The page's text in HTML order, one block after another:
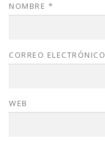
NOMBRE *
CORREO ELECTRÓNICO
WEB